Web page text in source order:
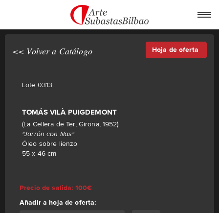
<< Volver a Catálogo Hoja de oferta
Lote 0313
TOMÁS VILÀ PUIGDEMONT
(La Cellera de Ter, Girona, 1952)
"Jarrón con lilas"
Óleo sobre lienzo
55 x 46 cm
Precio de salida: 100€
Añadir a hoja de oferta: